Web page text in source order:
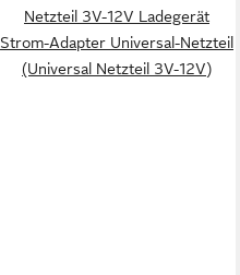
Netzteil 3V-12V Ladegerät
Strom-Adapter Universal-Netzteil
(Universal Netzteil 3V-12V)